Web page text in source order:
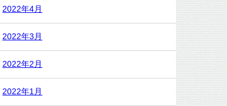
2022年4月
2022年3月
2022年2月
2022年1月